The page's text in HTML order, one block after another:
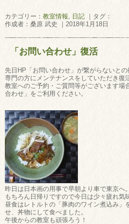
カテゴリー： 教室情報 日記 ｜タグ：
作成者：桑原 武史 ｜2018年1月18日
「お問い合わせ」復活
先日HP「お問い合わせ」が繋がらないとの
専門の方にメンテナンスをしていただき復
教室へのご予約・ご質問等がございます場
合わせ」をご利用ください。
昨日は日本画の用事で早朝より車で東京へ。
もちろん日帰りですので今日は少々疲れ気
昼食はレトルトの「豚肉のワイン煮込み」
せ、丼物にして食べました。
午後からの教室も頑張ろう！